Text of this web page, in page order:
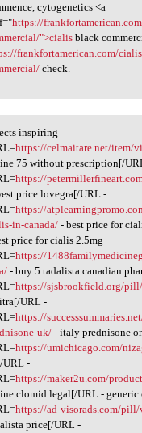
cytogenetics <a
https://
">cialisblack
frankfortamerican.com/
check.
inspiring
inspiring
https://celmaitare.net/item/
75 without prescription[/
https://
price lovegra[/URL -
https://
in-canada/- best price for
price for cialis 2.5mg
https://
- buy 5 tadalista canadian
https://sjsbrookfield.org/
URL -
https://
uk/- italy prednisone
https://umichicago.com/
URL -
https://maker2u.com/
clomid legal[/URL - generic
https://ad-visorads.com/
price[/URL -